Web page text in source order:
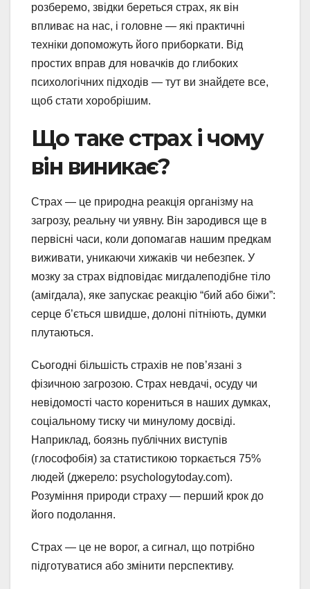
розберемо, звідки береться страх, як він
впливає на нас, і головне — які практичні
техніки допоможуть його приборкати. Від
простих вправ для новачків до глибоких
психологічних підходів — тут ви знайдете все,
щоб стати хоробрішим.
Що таке страх і чому
він виникає?
Страх — це природна реакція організму на
загрозу, реальну чи уявну. Він зародився ще в
первісні часи, коли допомагав нашим предкам
виживати, уникаючи хижаків чи небезпек. У
мозку за страх відповідає мигдалеподібне тіло
(амігдала), яке запускає реакцію “бий або біжи”:
серце б’ється швидше, долоні пітніють, думки
плутаються.
Сьогодні більшість страхів не пов’язані з
фізичною загрозою. Страх невдачі, осуду чи
невідомості часто корениться в наших думках,
соціальному тиску чи минулому досвіді.
Наприклад, боязнь публічних виступів
(глософобія) за статистикою торкається 75%
людей (джерело: psychologytoday.com).
Розуміння природи страху — перший крок до
його подолання.
Страх — це не ворог, а сигнал, що потрібно
підготуватися або змінити перспективу.